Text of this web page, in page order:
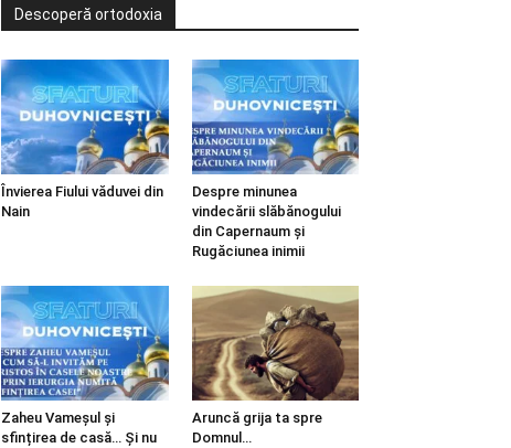
Descoperă ortodoxia
Învierea Fiului văduvei din
Nain
Despre minunea
vindecării slăbănogului
din Capernaum și
Rugăciunea inimii
Zaheu Vameșul și
sfințirea de casă… Și nu
Aruncă grija ta spre
Domnul…